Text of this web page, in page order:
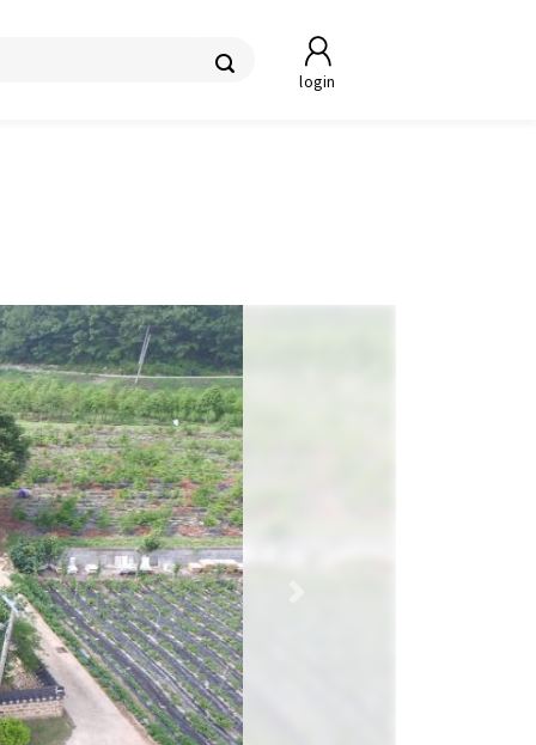
login